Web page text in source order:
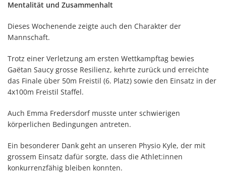
Mentalität und Zusammenhalt
Dieses Wochenende zeigte auch den Charakter der
Mannschaft.
Trotz einer Verletzung am ersten Wettkampftag bewies
Gaëtan Saucy grosse Resilienz, kehrte zurück und erreichte
das Finale über 50m Freistil (6. Platz) sowie den Einsatz in der
4x100m Freistil Staffel.
Auch Emma Fredersdorf musste unter schwierigen
körperlichen Bedingungen antreten.
Ein besonderer Dank geht an unseren Physio Kyle, der mit
grossem Einsatz dafür sorgte, dass die Athlet:innen
konkurrenzfähig bleiben konnten.